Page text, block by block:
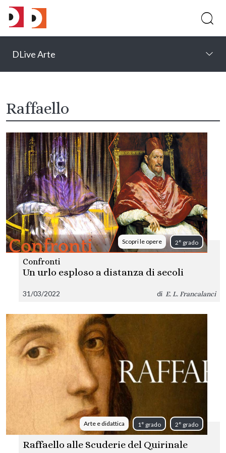
DLive Arte
Raffaello
Scopri le opere 2° grado
Confronti
Un urlo esploso a distanza di secoli
31/03/2022 di E. L. Francalanci
Arte e didattica 1° grado 2° grado
Raffaello alle Scuderie del Quirinale